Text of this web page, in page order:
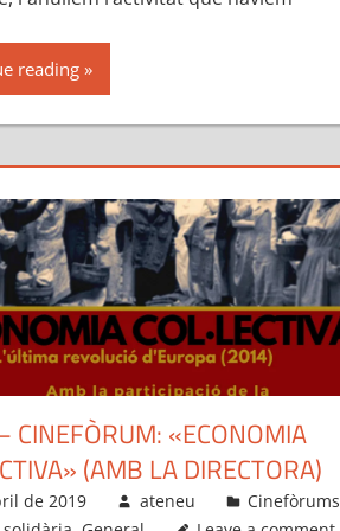
reading
«ECONOMIA
(AMB LA DIRECTORA)
de 2019 ateneu Cinefòrums